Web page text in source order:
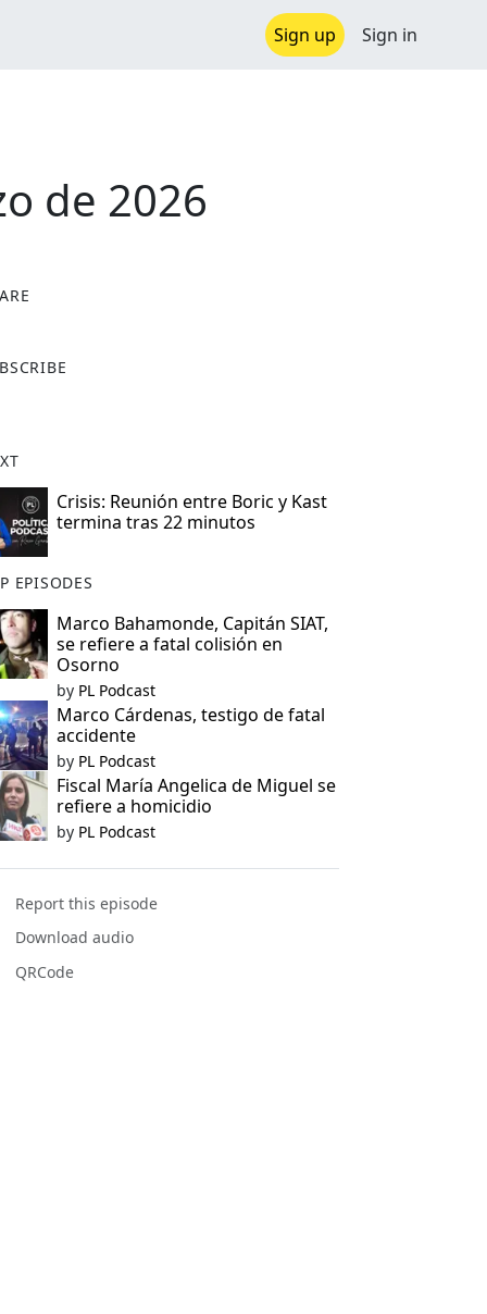
Sign up Sign in
de 2026
Crisis: Reunión entre Boric y Kast
termina tras 22 minutos
EPISODES
Marco Bahamonde, Capitán SIAT,
se refiere a fatal colisión en
Osorno
by PL Podcast
Marco Cárdenas, testigo de fatal
accidente
by PL Podcast
Fiscal María Angelica de Miguel se
refiere a homicidio
by PL Podcast
Report this episode
Download audio
QRCode